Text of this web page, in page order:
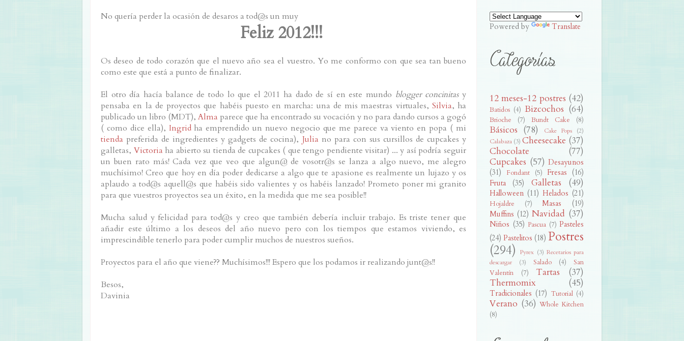
No quería perder la ocasión de desaros a tod@s un muy
Feliz 2012!!!
Os deseo de todo corazón que el nuevo año sea el vuestro. Yo me conformo con que sea tan bueno
como este que está a punto de finalizar.
El otro día hacía balance de todo lo que el 2011 ha dado de sí en este mundo blogger concinitasy
pensaba en la de proyectos que habéis puesto en marcha: una de mis maestras virtuales, Silvia, ha
publicado un libro (MDT), Alma parece que ha encontrado su vocación y no para dando cursos a gogó
( como dice ella), Ingridha emprendido un nuevo negocio que me parece va viento en popa ( mi
tienda preferida de ingredientes y gadgets de cocina), Julia no para con sus cursillos de cupcakes y
galletas, Victoria ha abierto su tienda de cupcakes ( que tengo pendiente visitar) ... y así podría seguir
un buen rato más! Cada vez que veo que algun@ de vosotr@s se lanza a algo nuevo, me alegro
muchísimo! Creo que hoy en día poder dedicarse a algo que te apasione es realmente un lujazo y os
aplaudo a tod@s aquell@s que habéis sido valientes y os habéis lanzado! Prometo poner mi granito
para que vuestros proyectos sea un éxito, en la medida que me sea posible!!
Mucha salud y felicidad para tod@s y creo que también debería incluir trabajo. Es triste tener que
añadir este último a los deseos del año nuevo pero con los tiempos que estamos viviendo, es
imprescindible tenerlo para poder cumplir muchos de nuestros sueños.
Proyectos para el año que viene?? Muchísimos!!! Espero que los podamos ir realizando junt@s!!
Besos,
Davinia
Powered by Translate
12 meses-12 postres (42)
Batidos (4) Bizcochos (64)
Brioche (7) Bundt Cake (8)
Básicos (78) Cake Pops
(2)
Calabaza (3) Cheesecake (37)
Chocolate
(77)
Cupcakes (57) Desayunos
(31)
Fondant (5) Fresas
(16)
Fruta
(35) Galletas (49)
Halloween (11) Helados (21)
Hojaldre (7) Masas
(19)
Muffins (12) Navidad (37)
Niños (35) Pascua (7) Pasteles
(24) Pastelitos (18) Postres
(294)
Pyrex (3) Recetarios para
descargar
(3) Salado (4)
San
Valentín
(7) Tartas
(37)
Thermomix
(45)
Tradicionales (17) Tutorial (4)
Verano (36) Whole Kitchen
(8)